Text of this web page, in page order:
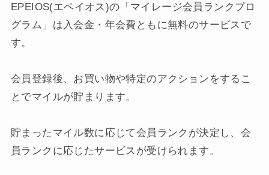
EPEIOS(エペイオス)の「マイレージ会員ランクプロ
グラム」は入会金・年会費ともに無料のサービスで
す。
会員登録後、お買い物や特定のアクションをするこ
とでマイルが貯まります。
貯まったマイル数に応じて会員ランクが決定し、会
員ランクに応じたサービスが受けられます。